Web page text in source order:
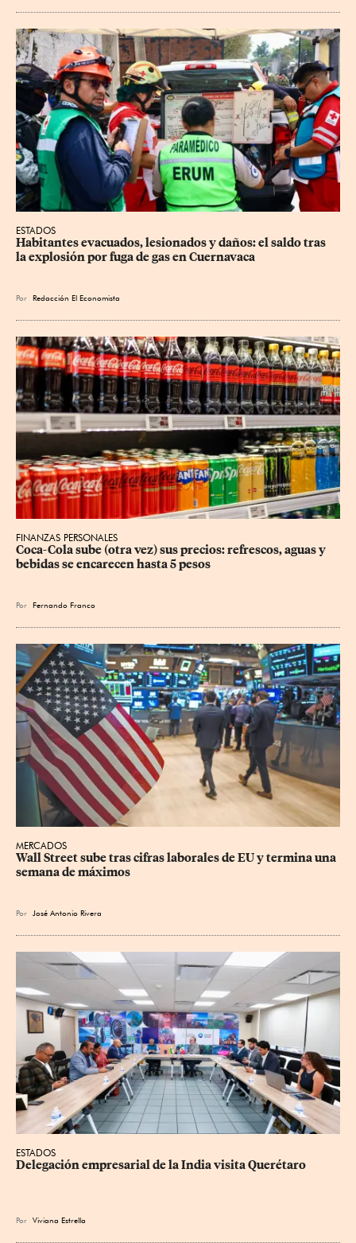
ESTADOS
Habitantes evacuados, lesionados y daños: el saldo tras
la explosión por fuga de gas en Cuernavaca
Por Redacción El Economista
FINANZAS PERSONALES
Coca-Cola sube (otra vez) sus precios: refrescos, aguas y
bebidas se encarecen hasta 5 pesos
Por Fernando Franco
MERCADOS
Wall Street sube tras cifras laborales de EU y termina una
semana de máximos
Por José Antonio Rivera
ESTADOS
Delegación empresarial de la India visita Querétaro
Por Viviana Estrella